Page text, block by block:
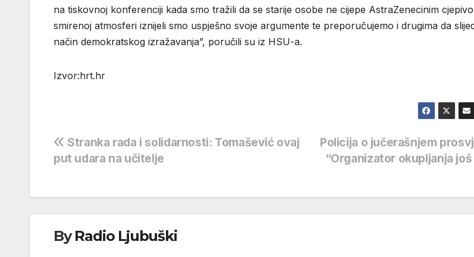
na tiskovnoj konferenciji kada smo tražili da se starije osobe ne cijepe AstraZenecinim
smirenoj atmosferi iznijeli smo uspješno svoje argumente te preporučujemo i drugima da
način demokratskog izražavanja”, poručili su iz HSU-a.
Izvor:hrt.hr
Navigacija
objava
Policija o jučerašnjem
“Organizator okupljanja
Stranka rada i solidarnosti: Tomašević ovaj
put udara na učitelje
ByRadio Ljubuški